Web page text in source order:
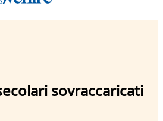
sovraccaricati